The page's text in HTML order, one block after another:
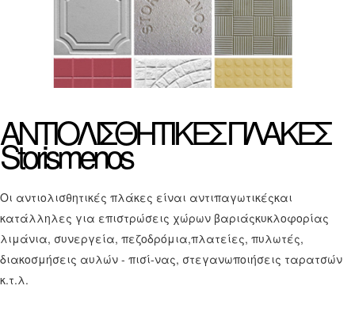
ΑΝΤΙΟΛΙΣΘΗΤΙΚΕΣΠΛΑΚΕΣ
Storismenos
Οι αντιολισθητικές πλάκες είναι αντιπαγωτικέςκαι
κατάλληλες για επιστρώσεις χώρων βαριάςκυκλοφορίας
λιμάνια, συνεργεία, πεζοδρόμια,πλατείες, πυλωτές,
διακοσμήσεις αυλών - πισί-νας, στεγανωποιήσεις ταρατσών
κ.τ.λ.